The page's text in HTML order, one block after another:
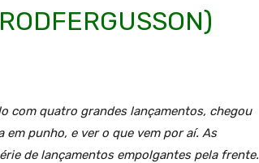
com quatro grandes lançamentos, chegou
punho, e ver o que vem por aí. As
de lançamentos empolgantes pela frente.